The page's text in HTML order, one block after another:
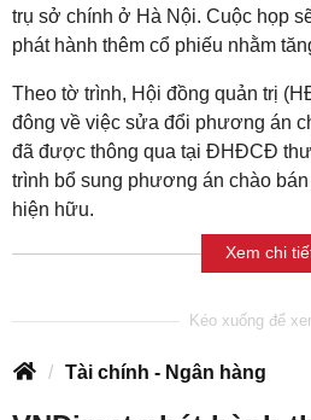
trụ sở chính ở Hà Nội. Cuộc họp
phát hành thêm cổ phiếu nhằm
Theo tờ trình, Hội đồng quản trị
đông về việc sửa đổi phương án
đã được thông qua tại ĐHĐCĐ
trình bổ sung phương án chào
hiện hữu.
Xem chi
Tài chính - Ngân hàng